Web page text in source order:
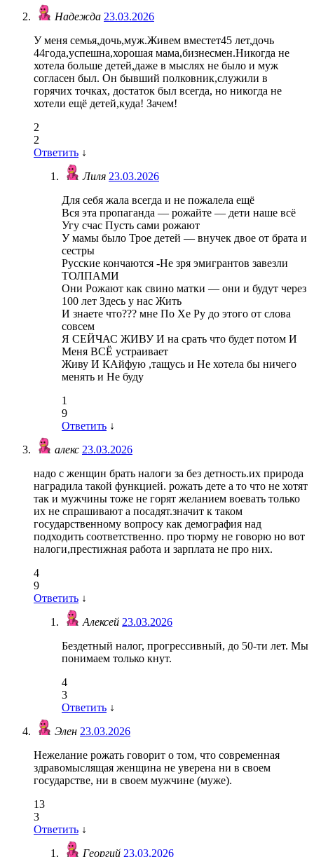
Надежда 23.03.2026
У меня семья,дочь,муж.Живем вместет45 лет,дочь
44года,успешна,хорошая мама,бизнесмен.Никогда не
хотела больше детей,даже в мыслях не было и муж
согласен был. Он бывший полковник,служили в
горячих точках, достаток был всегда, но никогда не
хотели ещё детей,куда! Зачем!
2
2
Ответить ↓
Лиля 23.03.2026
Для себя жала всегда и не пожалела ещё
Вся эта пропаганда — рожайте — дети наше всё
Угу счас Пусть сами рожают
У мамы было Трое детей — внучек двое от брата и
сестры
Русские кончаются -Не зря эмигрантов завезли
ТОЛПАМИ
Они Рожают как свино матки — они и будут через
100 лет Здесь у нас Жить
И знаете что??? мне По Хе Ру до этого от слова
совсем
Я СЕЙЧАС ЖИВУ И на срать что будет потом И
Меня ВСЁ устраивает
Живу И КАйфую ,тащусь и Не хотела бы ничего
менять и Не буду
1
9
Ответить ↓
алекс 23.03.2026
надо с женщин брать налоги за без детность.их природа
наградила такой функцией. рожать дете а то что не хотят
так и мужчины тоже не горят желанием воевать только
их не спрашивают а посадят.значит к таком
государственному вопросу как демография над
подходить соответственно. про тюрму не говорю но вот
налоги,престижная работа и зарплата не про них.
4
9
Ответить ↓
Алексей 23.03.2026
Бездетный налог, прогрессивный, до 50-ти лет. Мы
понимаем только кнут.
4
3
Ответить ↓
Элен 23.03.2026
Нежелание рожать говорит о том, что современная
здравомыслящая женщина не уверена ни в своем
государстве, ни в своем мужчине (муже).
13
3
Ответить ↓
Георгий 23.03.2026